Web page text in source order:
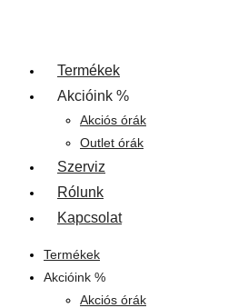
Termékek
Akcióink %
Akciós órák
Outlet órák
Szerviz
Rólunk
Kapcsolat
Termékek
Akcióink %
Akciós órák